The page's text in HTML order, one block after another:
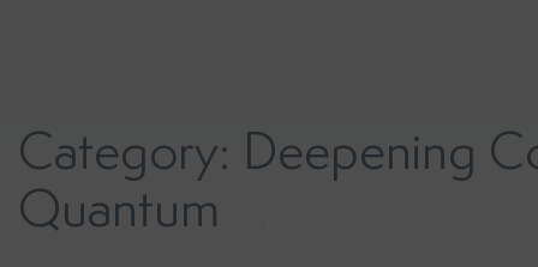
Category: Deepening
Quantum